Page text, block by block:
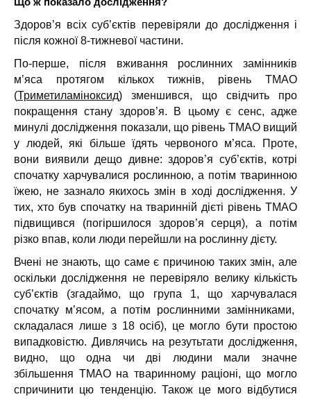
Здоров’я всіх суб’єктів перевіряли до дослідження і
після кожної 8-тижневої частини.
По-перше, після вживання рослинних замінників
м’яса протягом кількох тижнів, рівень ТМАО
(Триметиламіноксид) зменшився, що свідчить про
покращення стану здоров’я. В цьому є сенс, адже
минулі дослідження показали, що рівень ТМАО вищий
у людей, які більше їдять червоного м’яса. Проте,
вони виявили дещо дивне: здоров’я суб’єктів, котрі
спочатку харчувалися рослинною, а потім тваринною
їжею, не зазнало якихось змін в ході дослідження. У
тих, хто був спочатку на тваринній дієті рівень ТМАО
підвищився (погіршилося здоров’я серця), а потім
різко впав, коли люди перейшли на рослинну дієту.
Вчені не знають, що саме є причиною таких змін, але
оскільки дослідження не перевіряло велику кількість
суб’єктів (згадаймо, що група 1, що харчувалася
спочатку м’ясом, а потім рослинними замінниками,
складалася лише з 18 осіб), це могло бути простою
випадковістю. Дивлячись на резутьтати дослідження,
видно, що одна чи дві людини мали значне
збільшення ТМАО на тваринному раціоні, що могло
спричинити цю тенденцію. Також це мого відбутися